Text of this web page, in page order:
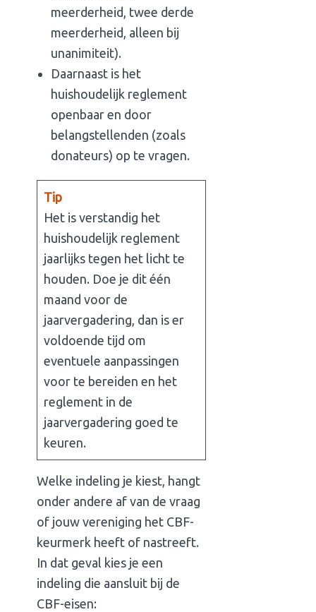
meerderheid, twee derde
meerderheid, alleen bij
unanimiteit).
Daarnaast is het
huishoudelijk reglement
openbaar en door
belangstellenden (zoals
donateurs) op te vragen.
Tip
Het is verstandig het
huishoudelijk reglement
jaarlijks tegen het licht te
houden. Doe je dit één
maand voor de
jaarvergadering, dan is er
voldoende tijd om
eventuele aanpassingen
voor te bereiden en het
reglement in de
jaarvergadering goed te
keuren.
Welke indeling je kiest, hangt
onder andere af van de vraag
of jouw vereniging het CBF-
keurmerk heeft of nastreeft.
In dat geval kies je een
indeling die aansluit bij de
CBF-eisen: